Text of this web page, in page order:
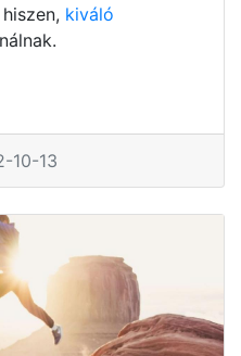
kiváló
10-13